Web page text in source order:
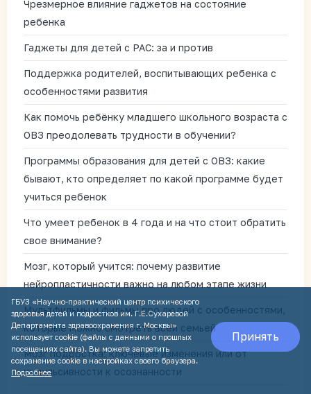
Чрезмерное влияние гаджетов на состояние
ребенка
Гаджеты для детей с РАС: за и против
Поддержка родителей, воспитывающих ребенка с
особенностями развития
Как помочь ребёнку младшего школьного возраста с
ОВЗ преодолевать трудности в обучении?
Программы образования для детей с ОВЗ: какие
бывают, кто определяет по какой программе будет
учиться ребенок
Что умеет ребенок в 4 года и на что стоит обратить
свое внимание?
Мозг, который учится: почему развитие
нейропластичности важно на любом этапе жизни
Мультфильмы и фильмы про людей с особенностями,
которые можно смотреть всей семьей
Мозг подростка: ключевые изменения или от
импульсивности к осознанности
ГБУЗ «Научно-практический центр психического
здоровья детей и подростков им. Г.Е.Сухаревой
Департамента здравоохранения г. Москвы»
использует cookie (файлы с данными о прошлых
посещениях сайта). Вы можете запретить
сохранение cookie в настройках своего браузера.
Подробнее
Принять